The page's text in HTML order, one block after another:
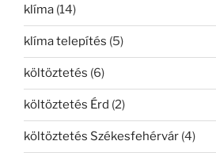
klíma (14)
klíma telepítés (5)
költöztetés (6)
költöztetés Érd (2)
költöztetés Székesfehérvár (4)